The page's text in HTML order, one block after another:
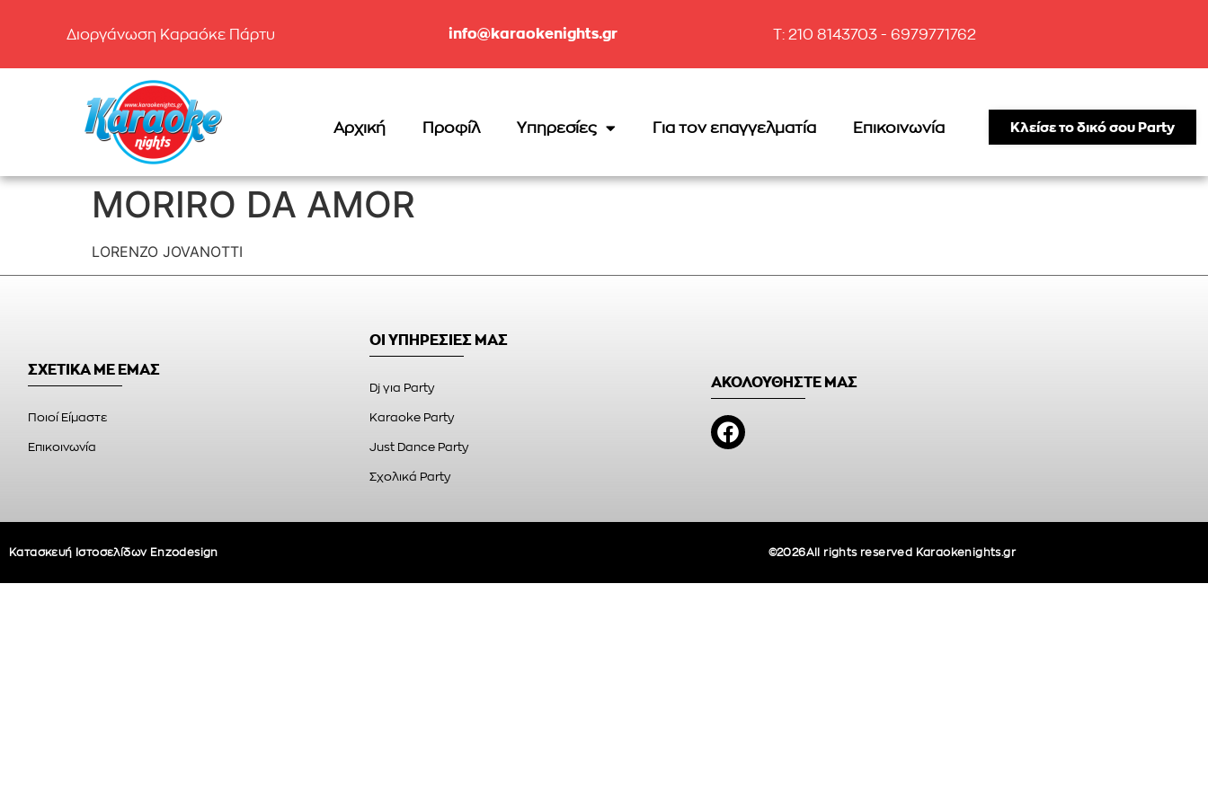
Διοργάνωση Καραόκε Πάρτυ info@karaokenights.gr T: 210 8143703 - 6979771762
Αρχική Προφίλ Υπηρεσίες Για τον επαγγελματία Επικοινωνία Κλείσε το δικό σου Party
MORIRO DA AMOR
LORENZO JOVANOTTI
ΣΧΕΤΙΚΑ ΜΕ ΕΜΑΣ
Ποιοί Είμαστε
Επικοινωνία
ΟΙ ΥΠΗΡΕΣΙΕΣ ΜΑΣ
Dj για Party
Karaoke Party
Just Dance Party
Σχολικά Party
ΑΚΟΛΟΥΘΗΣΤΕ ΜΑΣ
Κατασκευή Ιστοσελίδων Enzodesign ©2026All rights reserved Karaokenights.gr